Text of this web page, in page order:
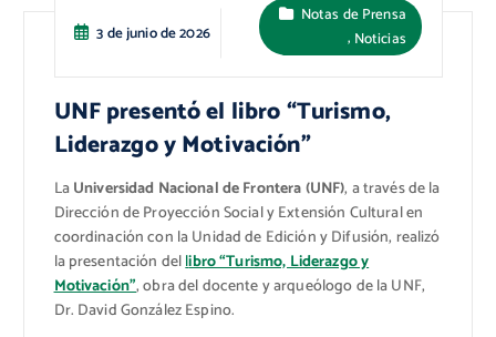
3 de junio de 2026
Notas de Prensa
, Noticias
UNF presentó el libro “Turismo,
Liderazgo y Motivación”
LaUniversidad Nacional de Frontera (UNF), a través de la
Dirección de Proyección Social y Extensión Cultural en
coordinación con la Unidad de Edición y Difusión, realizó
la presentación dellibro “Turismo, Liderazgo y
Motivación”, obra del docente y arqueólogo de la UNF,
Dr. David González Espino.